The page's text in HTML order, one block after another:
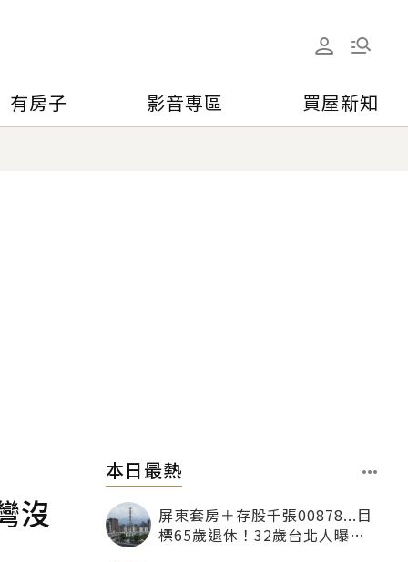
有房子 影音專區 買屋新知
沒
本日最熱
屏東套房＋存股千張00878...目
標65歲退休！32歲台北人曝：